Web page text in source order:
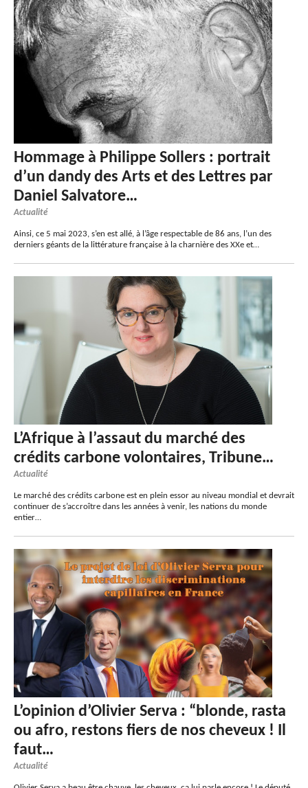
Hommage à Philippe Sollers : portrait
d’un dandy des Arts et des Lettres par
Daniel Salvatore…
Actualité
Ainsi, ce 5 mai 2023, s’en est allé, à l’âge respectable de 86 ans, l’un des
derniers géants de la littérature française à la charnière des XXe et…
L’Afrique à l’assaut du marché des
crédits carbone volontaires, Tribune…
Actualité
Le marché des crédits carbone est en plein essor au niveau mondial et devrait
continuer de s’accroître dans les années à venir, les nations du monde
entier…
L’opinion d’Olivier Serva : “blonde, rasta
ou afro, restons fiers de nos cheveux ! Il
faut…
Actualité